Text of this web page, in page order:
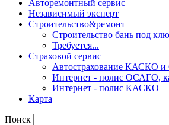
Авторемонтный сервис
Независимый эксперт
Строительство&ремонт
Строительство бань под
Требуется...
Страховой сервис
Автострахование КАСКО
Интернет - полис ОСАГО,
Интернет - полис КАСКО
Карта
Поиск